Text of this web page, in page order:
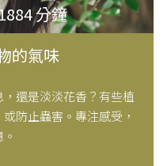
分鐘
的氣味
還是淡淡花香？有些植
防止蟲害。專注感受，